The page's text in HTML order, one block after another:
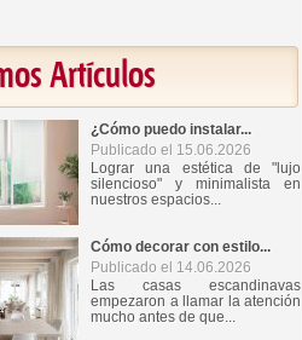
Artículos
¿Cómo puedo instalar...
Publicado el 15.06.2026
Lograr una estética de "lujo
silencioso" y minimalista en
nuestros espacios...
Cómo decorar con estilo...
Publicado el 14.06.2026
Las casas escandinavas
empezaron a llamar la atención
mucho antes de que...